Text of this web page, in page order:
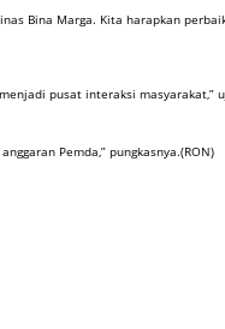
Bina Marga. Kita harapkan
pusat interaksi masyarakat,”
Pemda,” pungkasnya.(RON)